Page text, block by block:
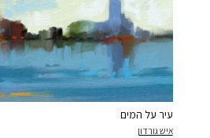
עיר על המים
איש גורדון